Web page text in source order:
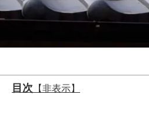
目次 【非表示】